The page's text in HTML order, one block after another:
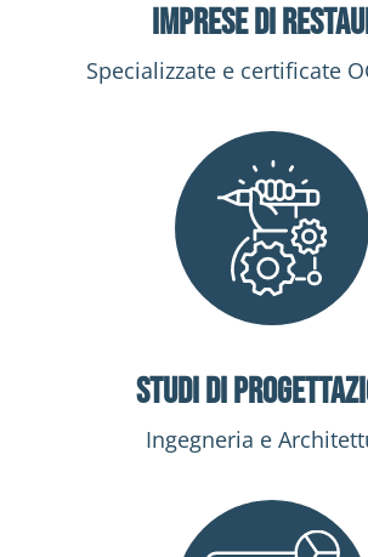
Imprese di
Specializzate e certificate
Studi di
Ingegneria e